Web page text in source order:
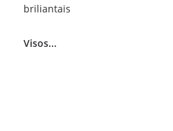
briliantais
Visos...